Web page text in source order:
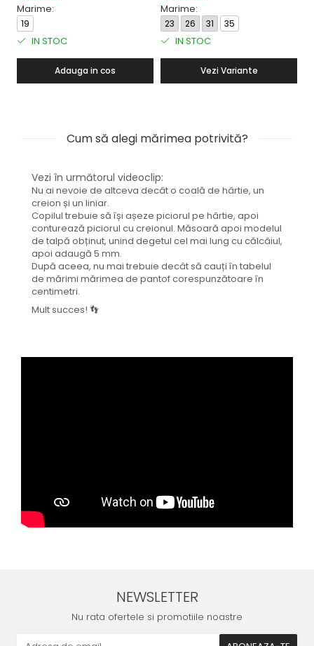
Marime:
19
IN STOC
Adauga in cos
Marime:
23 26 31 35
IN STOC
Vezi Variante
Cum să alegi mărimea potrivită?
Vezi în următorul videoclip:
Nu ai nevoie de altceva decât o coală de hârtie, un
creion și un liniar.
Copilul trebuie să își așeze piciorul pe hârtie, apoi
conturează piciorul cu creionul. Măsoară apoi modelul
de talpă obținut, unind degetul cel mai lung cu călcâiul,
apoi adaugă 5 mm.
După aceea, nu mai trebuie decât să cauți în tabelul
de mărimi mărimea de pantof corespunzătoare în
centimetri.
Mult succes! 👣
NEWSLETTER
Nu rata ofertele si promotiile noastre